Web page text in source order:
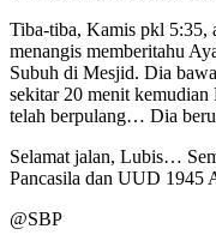
Tiba-tiba, Kamis pkl 5:35,
menangis memberitahu
Subuh di Mesjid. Dia
sekitar 20 menit
telah berpulang… Dia
Selamat jalan, Lubis…
Pancasila dan UUD 1945
@SBP